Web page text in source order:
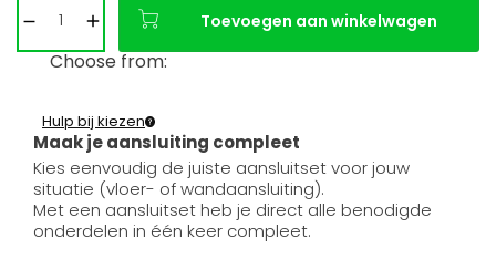
Toevoegen aan winkelwagen
Choose from:
Maak je aansluiting compleet
Hulp bij kiezen
Kies eenvoudig de juiste aansluitset voor jouw
situatie (vloer- of wandaansluiting).
Met een aansluitset heb je direct alle benodigde
onderdelen in één keer compleet.